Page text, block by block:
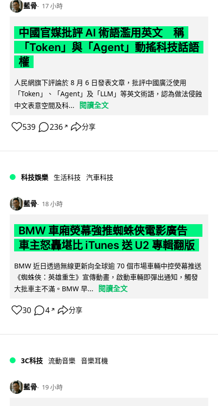
藍骨 17 小時
中國官媒批評 AI 術語濫用英文 稱
「Token」與「Agent」動搖科技話語
權
人民網旗下評論於 8 月 6 日發表文章，批評中國廣泛使用
「Token」、「Agent」及「LLM」等英文術語，認為做法侵蝕
中文表意空間及科...
閱讀全文
539 236 ↗ 分享
科技娛樂 生活科技 汽車科技
藍骨 18 小時
BMW 車廂熒幕強推蜘蛛俠電影廣告
車主怒轟堪比 iTunes 送 U2 專輯翻版
BMW 近日透過無線更新向全球逾 70 個市場車輛中控熒幕推送
《蜘蛛俠：英雄重生》宣傳動畫，啟動車輛即彈出通知，觸發
大批車主不滿。BMW 早...
閱讀全文
30 4 ↗ 分享
3C科技 流動音樂 音樂耳機
藍骨 19 小時